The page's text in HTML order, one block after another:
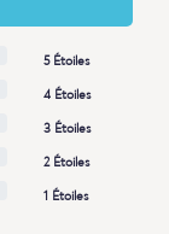
5 Étoiles
4 Étoiles
3 Étoiles
2 Étoiles
1 Étoiles